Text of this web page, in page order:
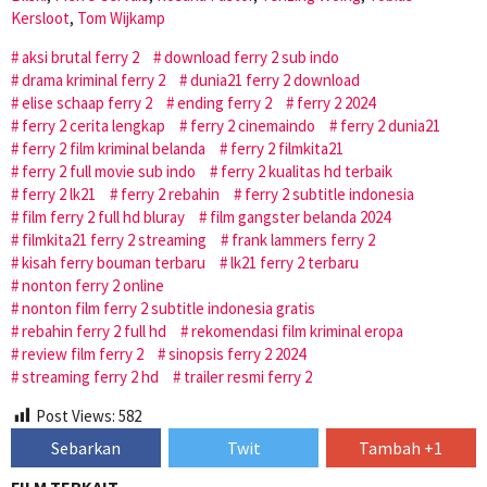
Kersloot, Tom Wijkamp
aksi brutal ferry 2
download ferry 2 sub indo
drama kriminal ferry 2
dunia21 ferry 2 download
elise schaap ferry 2
ending ferry 2
ferry 2 2024
ferry 2 cerita lengkap
ferry 2 cinemaindo
ferry 2 dunia21
ferry 2 film kriminal belanda
ferry 2 filmkita21
ferry 2 full movie sub indo
ferry 2 kualitas hd terbaik
ferry 2 lk21
ferry 2 rebahin
ferry 2 subtitle indonesia
film ferry 2 full hd bluray
film gangster belanda 2024
filmkita21 ferry 2 streaming
frank lammers ferry 2
kisah ferry bouman terbaru
lk21 ferry 2 terbaru
nonton ferry 2 online
nonton film ferry 2 subtitle indonesia gratis
rebahin ferry 2 full hd
rekomendasi film kriminal eropa
review film ferry 2
sinopsis ferry 2 2024
streaming ferry 2 hd
trailer resmi ferry 2
Post Views: 582
Sebarkan Twit
Tambah +1